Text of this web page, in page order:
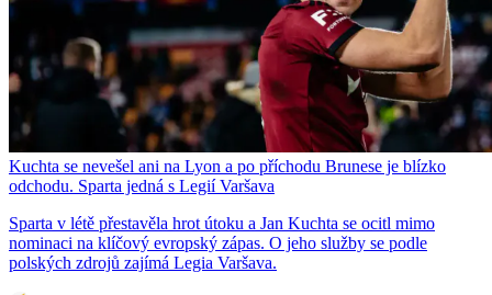
Kuchta se nevešel ani na Lyon a po příchodu Brunese je blízko
odchodu. Sparta jedná s Legií Varšava
Sparta v létě přestavěla hrot útoku a Jan Kuchta se ocitl mimo
nominaci na klíčový evropský zápas. O jeho služby se podle
polských zdrojů zajímá Legia Varšava.